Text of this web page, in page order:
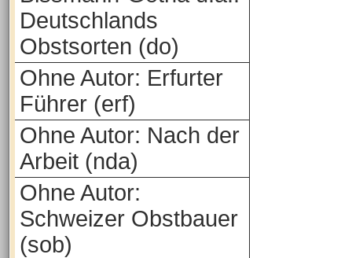
Deutschlands
Obstsorten (do)
Ohne Autor: Erfurter
Führer (erf)
Ohne Autor: Nach der
Arbeit (nda)
Ohne Autor:
Schweizer Obstbauer
(sob)